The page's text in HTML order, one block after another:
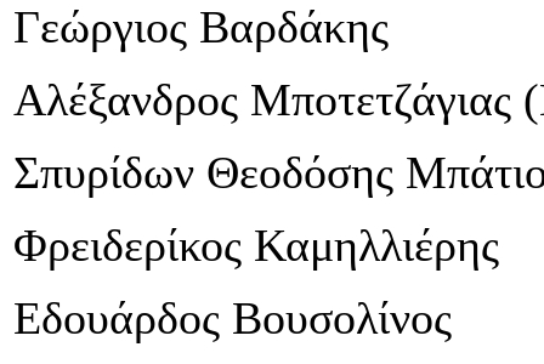
Γεώργιος Βαρδάκης
Αλέξανδρος Μποτετζάγιας
Σπυρίδων Θεοδόσης
Φρειδερίκος Καμηλλιέρης
Εδουάρδος Βουσολίνος